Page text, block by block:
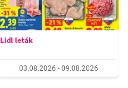
Lidl leták
03.08.2026 - 09.08.2026